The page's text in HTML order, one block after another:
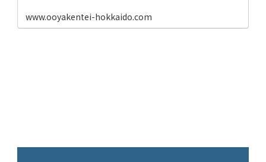
www.ooyakentei-hokkaido.com